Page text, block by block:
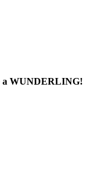
a WUNDERLING!